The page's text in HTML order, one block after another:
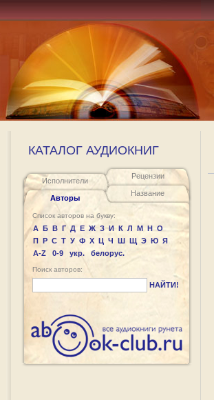
КАТАЛОГ АУДИОКНИГ
Исполнители
Авторы
Рецензии
Название
Список авторов на букву:
А Б В Г Д Е Ж З И К Л М Н О
П Р С Т У Ф Х Ц Ч Ш Щ Э Ю Я
A-Z
0-9 укр. белорус.
Поиск авторов:
НАЙТИ!